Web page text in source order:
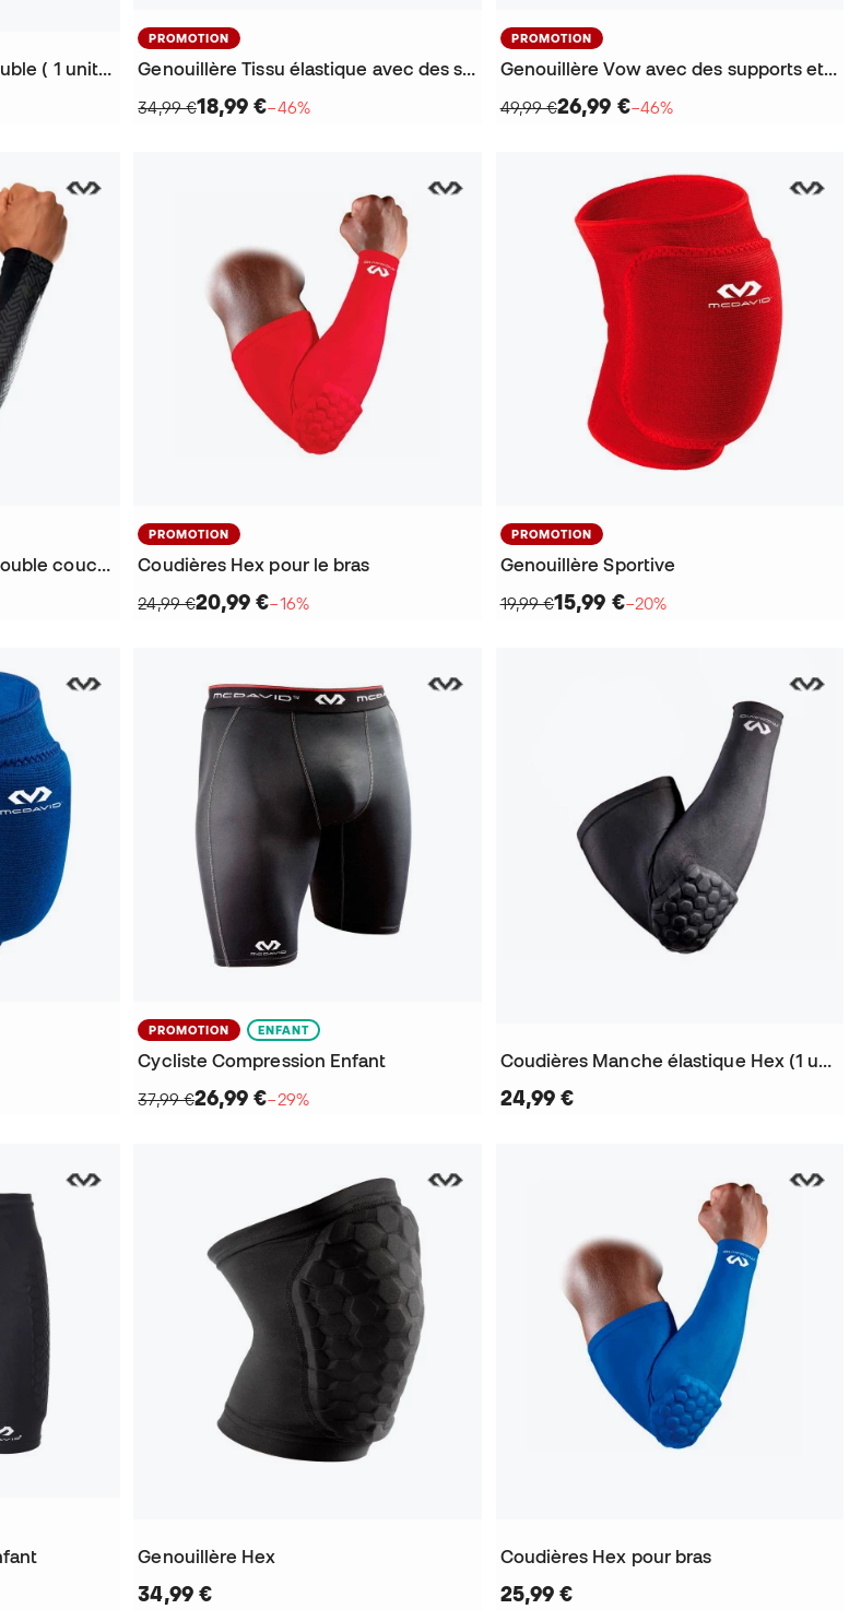
Coudières Hex à usage double ( 1 unité )
PROMOTION
Genouillère Tissu élastique avec des supports en gel
34,99 €18,99 €−46%
PROMOTION
Genouillère Vow avec des supports et bretelles ajustables
49,99 €26,99 €−46%
Manchons Compression double couche X-Fitness
PROMOTION
Coudières Hex pour le bras
24,99 €20,99 €−16%
PROMOTION
Genouillère Sportive
19,99 €15,99 €−20%
PROMOTION ENFANT
Cycliste Compression Enfant
37,99 €26,99 €−29%
Coudières Manche élastique Hex (1 unité)
24,99 €
Genouillère Hex
34,99 €
Coudières Hex pour bras
25,99 €